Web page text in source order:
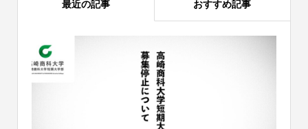
最近の記事 おすすめ記事